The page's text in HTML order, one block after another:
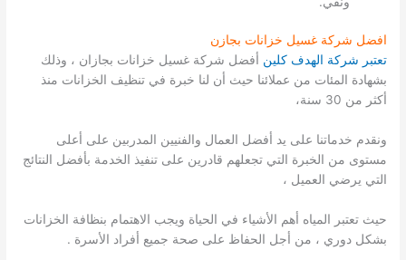
افضل شركة غسيل خزانات بجازن
تعتبر شركة الهدف كلين أفضل شركة غسيل خزانات بجازان ، وذلك
بشهادة المئات من عملائنا حيث أن لنا خبرة في تنظيف الخزانات منذ
أكثر من 30 سنة،
ونقدم خدماتنا على يد أفضل العمال والفنيين المدربين على أعلى
مستوى من الخبرة التي تجعلهم قادرين على تنفيذ الخدمة بأفضل النتائج
التي يرضي العميل ،
حيث تعتبر المياه أهم الأشياء في الحياة ويجب الاهتمام بنظافة الخزانات
بشكل دوري ، من أجل الحفاظ على صحة جميع أفراد الأسرة .